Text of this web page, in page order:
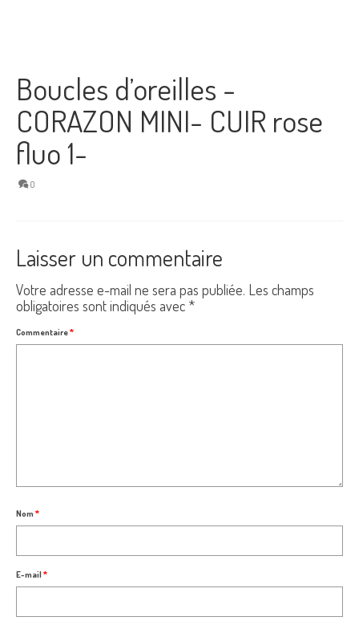
Boucles d’oreilles -
CORAZON MINI- CUIR rose
fluo 1-
0
Laisser un commentaire
Votre adresse e-mail ne sera pas publiée. Les champs
obligatoires sont indiqués avec *
Commentaire*
Nom *
E-mail*